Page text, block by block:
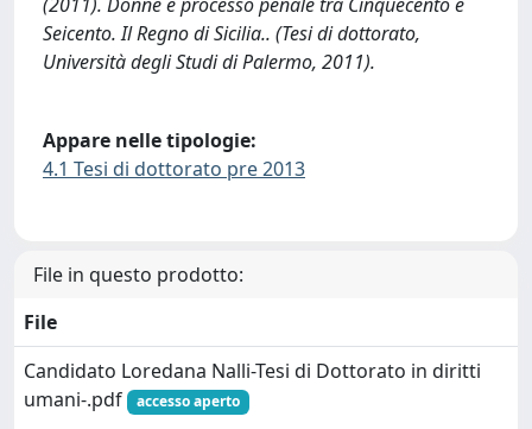
Seicento. Il Regno di Sicilia.. (Tesi di dottorato,
Università degli Studi di Palermo, 2011).
Appare nelle tipologie:
4.1 Tesi di dottorato pre 2013
File in questo prodotto:
File
Candidato Loredana Nalli-Tesi di Dottorato in diritti
umani-.pdf
accesso aperto